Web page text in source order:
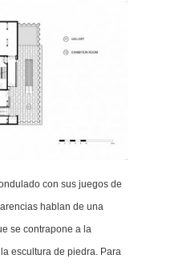
con sus juegos de
hablan de una
se contrapone a la
escultura de piedra. Para